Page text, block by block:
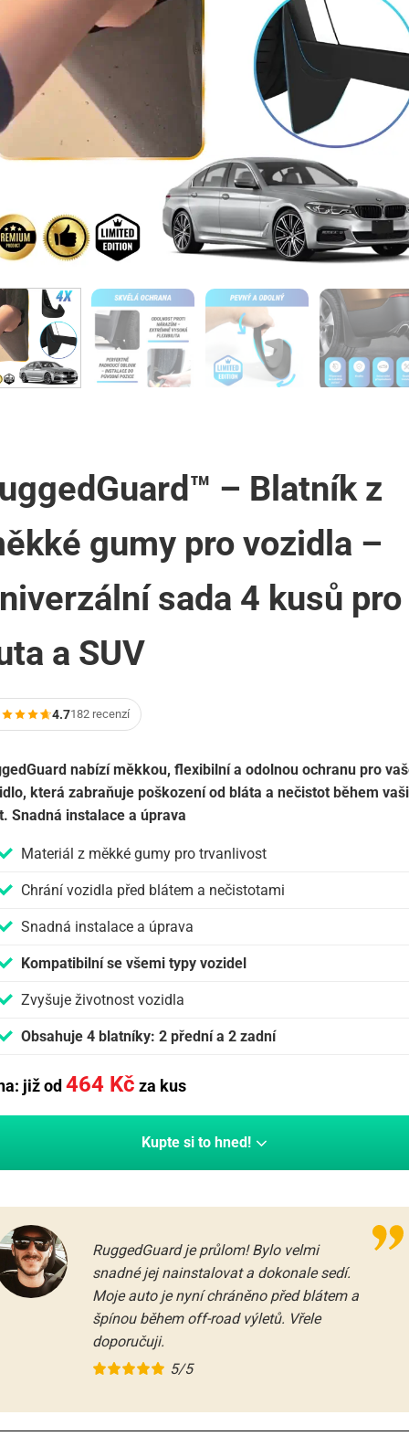
– Blatník z
gumy pro vozidla –
sada 4 kusů pro
a SUV
4.7182 recenzí
nabízí měkkou, flexibilní a odolnou ochranu pro
která zabraňuje poškození od bláta a nečistot během
Snadná instalace a úprava
Materiál z měkké gumy pro trvanlivost
Chrání vozidla před blátem a nečistotami
Snadná instalace a úprava
Kompatibilní se všemi typy vozidel
Zvyšuje životnost vozidla
Obsahuje 4 blatníky: 2 přední a 2 zadní
již od464 Kč za kus
Kupte si to hned!
RuggedGuard je průlom! Bylo velmi
snadné jej nainstalovat a dokonale sedí.
Moje auto je nyní chráněno před blátem a
špínou během off-road výletů. Vřele
doporučuji.
5/5